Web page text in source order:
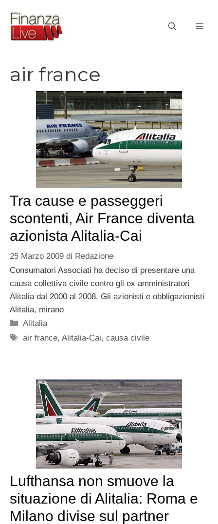
contenuto
air france
Tra cause e passeggeri
scontenti, Air France diventa
azionista Alitalia-Cai
25 Marzo 2009 di Redazione
Consumatori Associati ha deciso di presentare una
causa collettiva civile contro gli ex amministratori
Alitalia dal 2000 al 2008. Gli azionisti e obbligazionisti
Alitalia, mirano
Categorie
Alitalia
Tag
air france,Alitalia-Cai,causa civile
Lufthansa non smuove la
situazione di Alitalia: Roma e
Milano divise sul partner